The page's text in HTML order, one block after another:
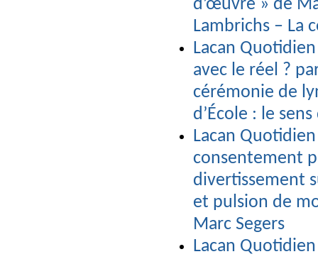
d’œuvre » de
Lambrichs – La
Lacan
avec le réel ?
cérémonie de
d’École : le
Lacan
consentement
divertissement
et pulsion de
Marc Segers
Lacan